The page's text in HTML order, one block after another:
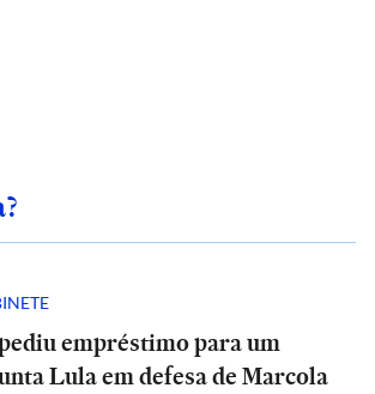
empréstimo para um
Lula em defesa de Marcola